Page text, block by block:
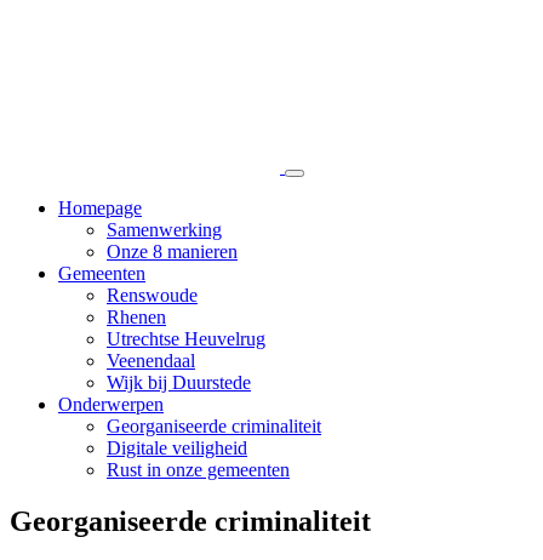
Homepage
Samenwerking
Onze 8 manieren
Gemeenten
Renswoude
Rhenen
Utrechtse Heuvelrug
Veenendaal
Wijk bij Duurstede
Onderwerpen
Georganiseerde criminaliteit
Digitale veiligheid
Rust in onze gemeenten
Georganiseerde criminaliteit